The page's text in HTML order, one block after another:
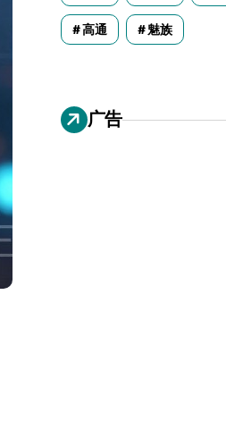
高通 魅族
广告